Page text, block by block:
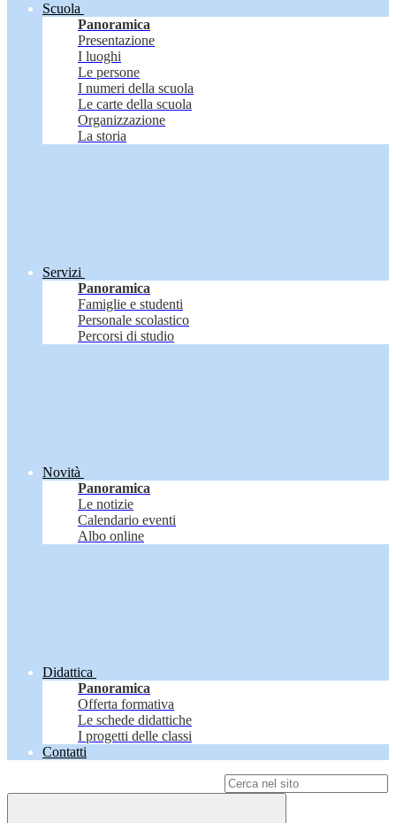
Scuola
Panoramica
Presentazione
I luoghi
Le persone
I numeri della scuola
Le carte della scuola
Organizzazione
La storia
Servizi
Panoramica
Famiglie e studenti
Personale scolastico
Percorsi di studio
Novità
Panoramica
Le notizie
Calendario eventi
Albo online
Didattica
Panoramica
Offerta formativa
Le schede didattiche
I progetti delle classi
Contatti